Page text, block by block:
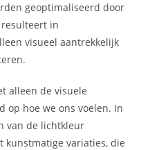
geoptimaliseerd door
in
visueel aantrekkelijk
alleen de visuele
op hoe we ons voelen. In
van de lichtkleur
variaties, die